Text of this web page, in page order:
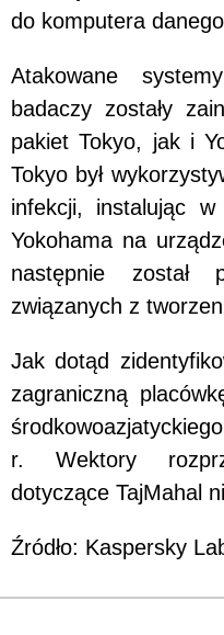
do komputera
Atakowane
badaczy zostały
pakiet Tokyo, jak i
Tokyo był
infekcji, instalując w
Yokohama na
następnie został
związanych z
Jak dotąd
zagraniczną
r. Wektory
dotyczące TajMahal
Źródło: Kaspersky